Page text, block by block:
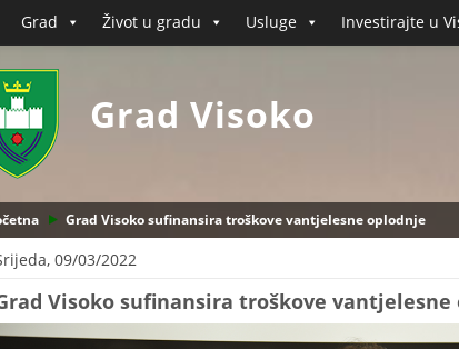
Grad Život u gradu Usluge Investirajte u
Grad Visoko
Grad Visoko sufinansira troškove vantjelesne oplodnje
09/03/2022
Visoko sufinansira troškove vantjelesne